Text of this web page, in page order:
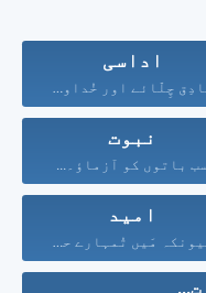
اداسی
صادِق چِلّائے اور خُداوند...
نبوت
سب باتوں کو آزماؤ۔...
امید
کیونکہ مَیں تُمہارے حق...